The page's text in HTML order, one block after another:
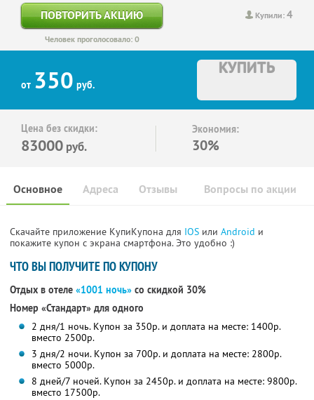
Купили:4
ПОВТОРИТЬ АКЦИЮ
Человек проголосовало: 0
от 350 руб.
КУПИТЬ
Цена без скидки:
83000 руб.
Экономия:
30%
Основное Отзывы Вопросы по акции
Адреса
Скачайте приложение КупиКупона для IOS или Android и
покажите купон с экрана смартфона. Это удобно :)
ЧТО ВЫ ПОЛУЧИТЕ ПО КУПОНУ
Отдых в отеле «1001 ночь» со скидкой 30%
Номер «Стандарт» для одного
2 дня/1 ночь. Купон за 350р. и доплата на месте: 1400р.
вместо 2500р.
3 дня/2 ночи. Купон за 700р. и доплата на месте: 2800р.
вместо 5000р.
8 дней/7 ночей. Купон за 2450р. и доплата на месте: 9800р.
вместо 17500р.